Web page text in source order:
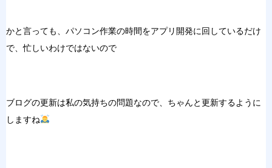
かと言っても、パソコン作業の時間をアプリ開発に回しているだけ
で、忙しいわけではないので
ブログの更新は私の気持ちの問題なので、ちゃんと更新するように
しますね